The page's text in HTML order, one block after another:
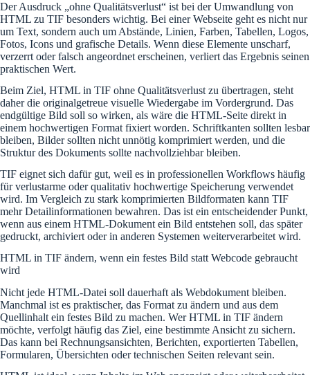
Der Ausdruck „ohne Qualitätsverlust“ ist bei der Umwandlung von
HTML zu TIF besonders wichtig. Bei einer Webseite geht es nicht nur
um Text, sondern auch um Abstände, Linien, Farben, Tabellen, Logos,
Fotos, Icons und grafische Details. Wenn diese Elemente unscharf,
verzerrt oder falsch angeordnet erscheinen, verliert das Ergebnis seinen
praktischen Wert.
Beim Ziel, HTML in TIF ohne Qualitätsverlust zu übertragen, steht
daher die originalgetreue visuelle Wiedergabe im Vordergrund. Das
endgültige Bild soll so wirken, als wäre die HTML-Seite direkt in
einem hochwertigen Format fixiert worden. Schriftkanten sollten lesbar
bleiben, Bilder sollten nicht unnötig komprimiert werden, und die
Struktur des Dokuments sollte nachvollziehbar bleiben.
TIF eignet sich dafür gut, weil es in professionellen Workflows häufig
für verlustarme oder qualitativ hochwertige Speicherung verwendet
wird. Im Vergleich zu stark komprimierten Bildformaten kann TIF
mehr Detailinformationen bewahren. Das ist ein entscheidender Punkt,
wenn aus einem HTML-Dokument ein Bild entstehen soll, das später
gedruckt, archiviert oder in anderen Systemen weiterverarbeitet wird.
HTML in TIF ändern, wenn ein festes Bild statt Webcode gebraucht
wird
Nicht jede HTML-Datei soll dauerhaft als Webdokument bleiben.
Manchmal ist es praktischer, das Format zu ändern und aus dem
Quellinhalt ein festes Bild zu machen. Wer HTML in TIF ändern
möchte, verfolgt häufig das Ziel, eine bestimmte Ansicht zu sichern.
Das kann bei Rechnungsansichten, Berichten, exportierten Tabellen,
Formularen, Übersichten oder technischen Seiten relevant sein.